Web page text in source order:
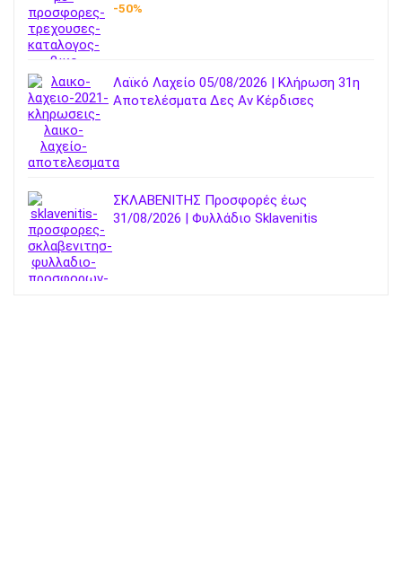
-50%
Λαϊκό Λαχείο 05/08/2026 | Κλήρωση 31η
Αποτελέσματα Δες Αν Κέρδισες
ΣΚΛΑΒΕΝΙΤΗΣ Προσφορές έως
31/08/2026 | Φυλλάδιο Sklavenitis